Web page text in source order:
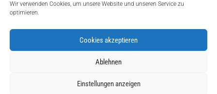
Wir verwenden Cookies, um unsere Website und unseren Service zu
optimieren.
Cookies akzeptieren
Ablehnen
Einstellungen anzeigen